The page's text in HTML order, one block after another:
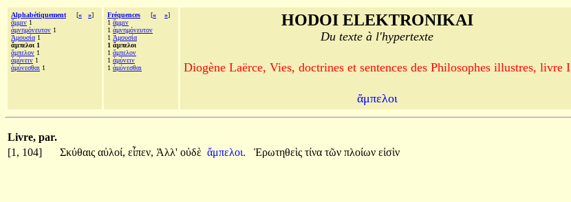
Alphabétiquement [« »]
ἄμμιν 1
ἀμνημόνευτον 1
Ἀμουσία 1
ἄμπελοι 1
ἄμπελον 1
ἀμύνειν 1
ἀμύνεσθαι 1
Fréquences [« »]
1 ἄμμιν
1 ἀμνημόνευτον
1 Ἀμουσία
1 ἄμπελοι
1 ἄμπελον
1 ἀμύνειν
1 ἀμύνεσθαι
HODOI ELEKTRONIKAI
Du texte à l'hypertexte
Diogène Laërce, Vies, doctrines et sentences des Philosophes illustres, livre I
ἄμπελοι
Livre, par.
[1, 104]
Σκύθαις αὐλοί, εἶπεν, Ἀλλ' οὐδὲ ἄμπελοι. Ἐρωτηθεὶς τίνα τῶν πλοίων εἰσὶν